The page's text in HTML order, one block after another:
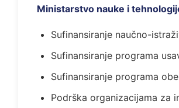
Ministarstvo nauke i
Sufinansiranje naučno-
Sufinansiranje programa
Sufinansiranje programa
Podrška organizacijama za